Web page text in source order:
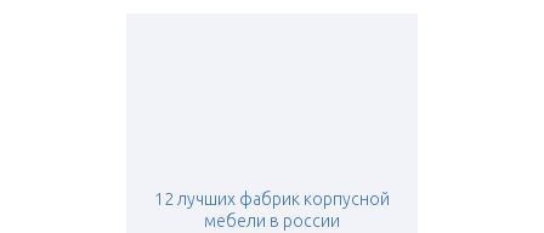
12 лучших фабрик корпусной
мебели в россии